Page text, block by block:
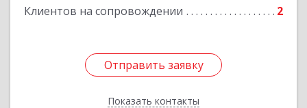
Клиентов на сопровождении 2
Отправить заявку
Показать контакты
Отправить заявку
Назад